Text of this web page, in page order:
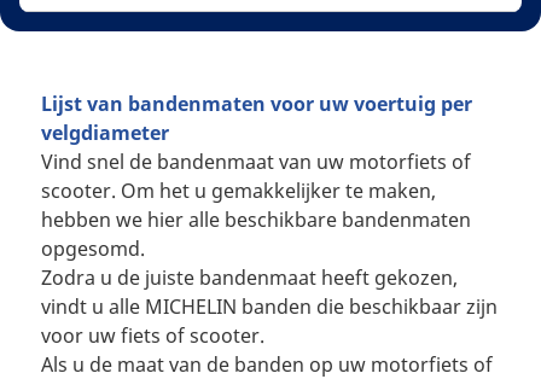
Lijst van bandenmaten voor uw voertuig per
velgdiameter
Vind snel de bandenmaat van uw motorfiets of
scooter. Om het u gemakkelijker te maken,
hebben we hier alle beschikbare bandenmaten
opgesomd.
Zodra u de juiste bandenmaat heeft gekozen,
vindt u alle MICHELIN banden die beschikbaar zijn
voor uw fiets of scooter.
Als u de maat van de banden op uw motorfiets of